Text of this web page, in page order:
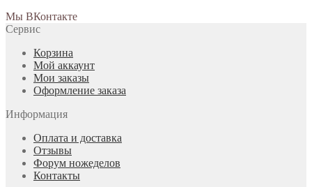
Мы ВКонтакте
Сервис
Корзина
Мой аккаунт
Мои заказы
Оформление заказа
Информация
Оплата и доставка
Отзывы
Форум ножеделов
Контакты